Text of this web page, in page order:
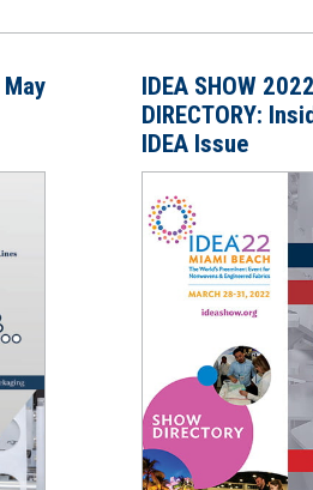
May
IDEA SHOW 2022
DIRECTORY:
IDEA Issue